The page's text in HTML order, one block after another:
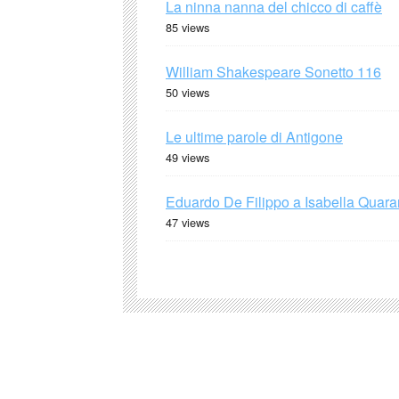
La ninna nanna del chicco di caffè
85 views
William Shakespeare Sonetto 116
50 views
Le ultime parole di Antigone
49 views
Eduardo De Filippo a Isabella
47 views